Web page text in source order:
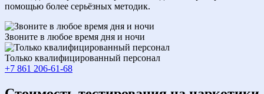
помощью более серьёзных методик.
Звоните в любое время дня и ночи
Только квалифицированный персонал
+7 861 206-61-68